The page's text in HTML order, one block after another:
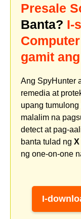
Presale
Banta? I-
gamit
Ang SpyHunter
remedia at
upang
malalim na
detect at pag-
banta tulad ng X
ng one-on-one
I-